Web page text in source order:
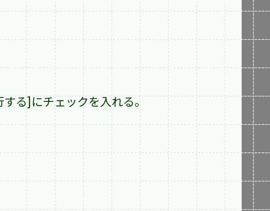
る]にチェックを入れる。